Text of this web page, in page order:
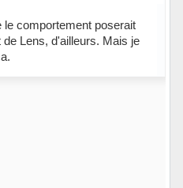
le comportement poserait
de Lens, d'ailleurs. Mais je